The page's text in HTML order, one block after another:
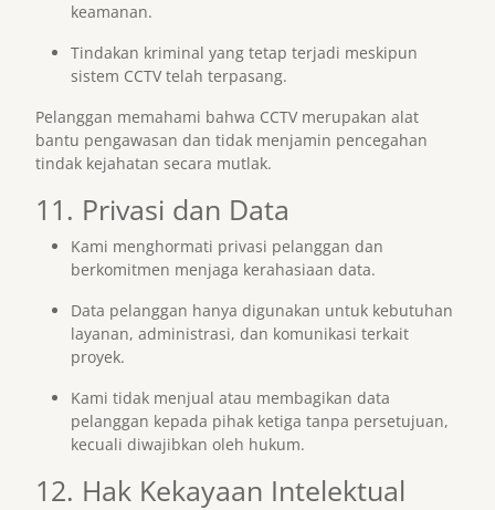
keamanan.
Tindakan kriminal yang tetap terjadi meskipun
sistem CCTV telah terpasang.
Pelanggan memahami bahwa CCTV merupakan alat
bantu pengawasan dan tidak menjamin pencegahan
tindak kejahatan secara mutlak.
11. Privasi dan Data
Kami menghormati privasi pelanggan dan
berkomitmen menjaga kerahasiaan data.
Data pelanggan hanya digunakan untuk kebutuhan
layanan, administrasi, dan komunikasi terkait
proyek.
Kami tidak menjual atau membagikan data
pelanggan kepada pihak ketiga tanpa persetujuan,
kecuali diwajibkan oleh hukum.
12. Hak Kekayaan Intelektual